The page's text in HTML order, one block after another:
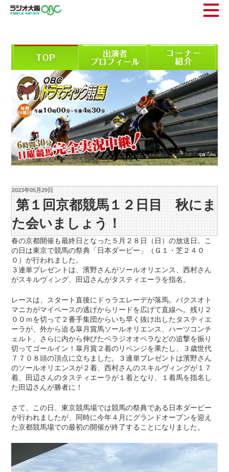
2023年05月29日
第１回京都競馬１２日目 秋にま
た会いましょう！
春の京都開催も最終日となった５月２８日（日）の放送日。こ
の日は東京で競馬の祭典「日本ダービー」（Ｇ１・芝２４０
０）が行われました。
３連単プレゼントは、濱野さんがソールオリエンス、西村さん
がスキルヴィング、田辺さんがタスティエーラを指名。
レースは、スタート直後にドゥラエレーデが落馬。パクスオト
マニカがマイペースの逃げからリードを広げて直線へ。残り２
００ｍを切って２番手集団からいち早く抜け出したタスティエ
ーラが、外から迫る皐月賞馬ソールオリエンス、ハーツコンチ
ェルト、さらに内から伸びたベラジオオペラなどの追撃を振り
切ってゴールイン！皐月賞２着のリベンジを果たし、３歳世代
７７０８頭の頂点に立ちました。３連単プレゼントは濱野さん
のソールオリエンスが２着、西村さんのスキルヴィングが１７
着、田辺さんのタスティエーラが１着となり、１着馬を指名し
た田辺さんが勝者に！
さて、この日、東京競馬場では競馬の祭典である日本ダービー
が行われましたが、同時に今年４月にグランドオープンを迎え
た京都競馬場での最初の開催が終了することになりました。